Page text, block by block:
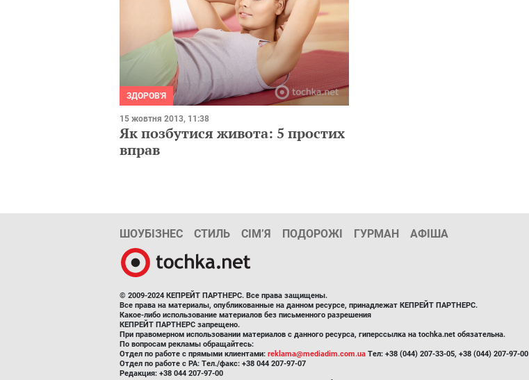
ЗДОРОВ'Я
15 жовтня 2013, 11:38
Як позбутися живота: 5 простих
вправ
ШОУБІЗНЕС СТИЛЬ СІМ’Я ПОДОРОЖІ ГУРМАН АФІША
© 2009-2024 КЕПРЕЙТ ПАРТНЕРС. Все права защищены.
Все права на материалы, опубликованные на данном ресурсе, принадлежат КЕПРЕЙТ ПАРТНЕРС.
Какое-либо использование материалов без письменного разрешения
КЕПРЕЙТ ПАРТНЕРС запрещено.
При правомерном использовании материалов с данного ресурса, гиперссылка на tochka.net обязательна.
По вопросам рекламы обращайтесь:
Отдел по работе с прямыми клиентами: reklama@mediadim.com.ua Тел: +38 (044) 207-33-05, +38 (044) 207-97-00
Отдел по работе с РА: Тел./факс: +38 044 207-97-07
Редакция: +38 044 207-97-00